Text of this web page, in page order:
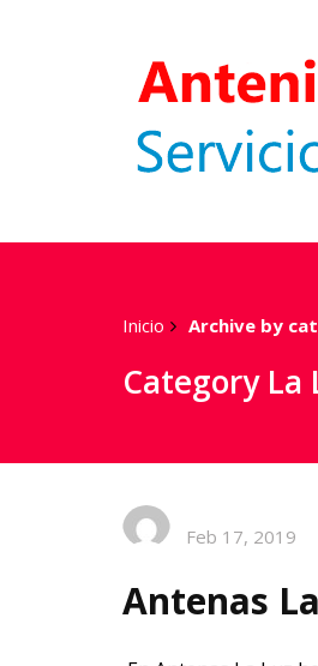
Inicio Archive by
Category La
Feb 17, 2019
Antenas